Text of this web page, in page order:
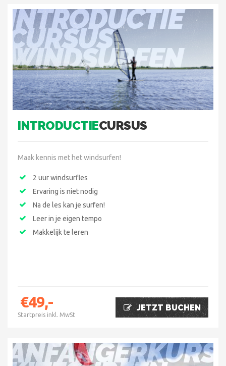
INTRODUCTIE
CURSUS
WINDSURFEN
INTRODUCTIECURSUS
Maak kennis met het windsurfen!
2 uur windsurfles
Ervaring is niet nodig
Na de les kan je surfen!
Leer in je eigen tempo
Makkelijk te leren
€49,-
Startpreis inkl. MwSt
JETZT BUCHEN
ANFÄNGERKURS